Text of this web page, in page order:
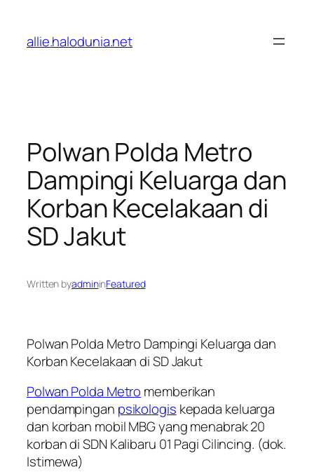
konten
allie.halodunia.net
Polwan Polda Metro
Dampingi Keluarga dan
Korban Kecelakaan di
SD Jakut
Written byadmininFeatured
Polwan Polda Metro Dampingi Keluarga dan
Korban Kecelakaan di SD Jakut
Polwan Polda Metro memberikan
pendampingan psikologis kepada keluarga
dan korban mobil MBG yang menabrak 20
korban di SDN Kalibaru 01 Pagi Cilincing. (dok.
Istimewa)